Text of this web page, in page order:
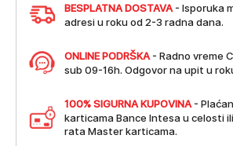
BESPLATNA DOSTAVA - Isporuka
adresi u roku od 2-3 radna dana.
ONLINE PODRŠKA - Radno vreme
sub 09-16h. Odgovor na upit u
100% SIGURNA KUPOVINA -
karticama Bance Intesa u celosti
rata Master karticama.